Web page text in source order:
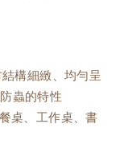
構細緻、均勻呈
蟲的特性
桌、工作桌、書